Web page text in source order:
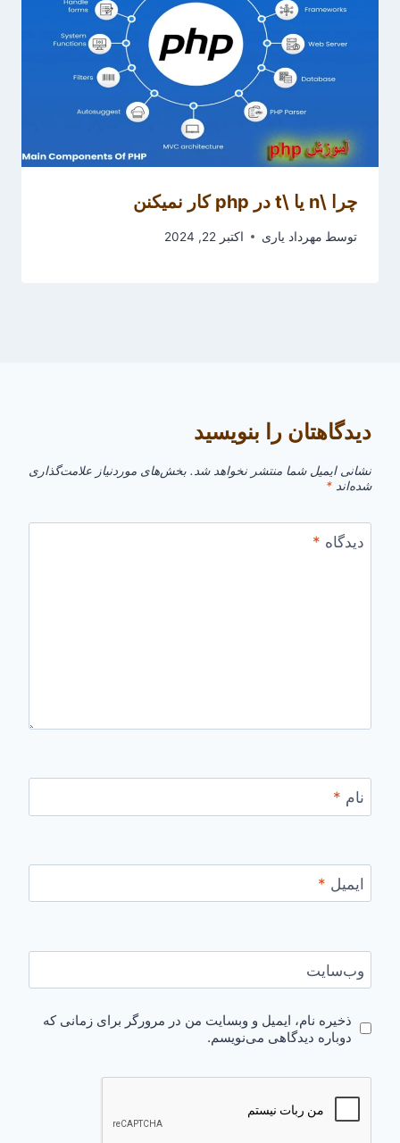
چرا \n یا \t در php کار نمیکنن
توسط مهرداد یاری اکتبر 22, 2024
دیدگاهتان را بنویسید
نشانی ایمیل شما منتشر نخواهد شد. بخش‌های موردنیاز علامت‌گذاری
شده‌اند *
دیدگاه *
نام *
ایمیل *
وب‌سایت
ذخیره نام، ایمیل و وبسایت من در مرورگر برای زمانی که
دوباره دیدگاهی می‌نویسم.